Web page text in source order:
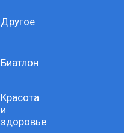
Другое
Биатлон
Красота
и
здоровье